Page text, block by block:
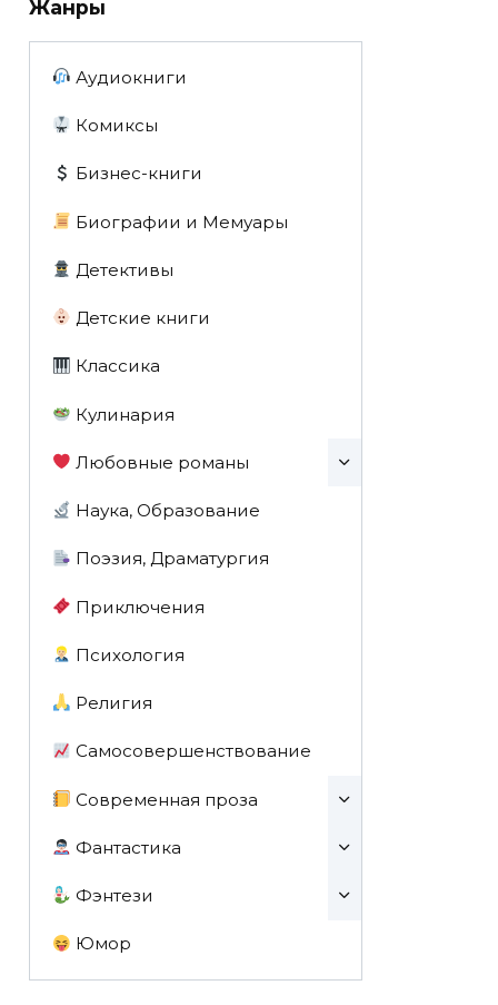
Жанры
Аудиокниги
Комиксы
Бизнес-книги
Биографии и Мемуары
Детективы
Детские книги
Классика
Кулинария
Любовные романы
Наука, Образование
Поэзия, Драматургия
Приключения
Психология
Религия
Самосовершенствование
Современная проза
Фантастика
Фэнтези
Юмор